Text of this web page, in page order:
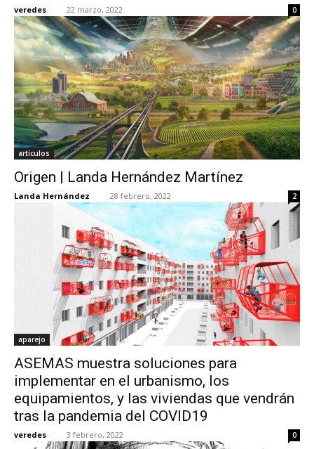
veredes - 22 marzo, 2022 0
artículos
Origen | Landa Hernández Martínez
Landa Hernández - 28 febrero, 2022 2
aparejo
ASEMAS muestra soluciones para
implementar en el urbanismo, los
equipamientos, y las viviendas que vendrán
tras la pandemia del COVID19
veredes - 3 febrero, 2022 0